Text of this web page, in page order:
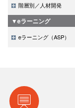
階層別／人材開発
▼eラーニング
eラーニング（ASP）